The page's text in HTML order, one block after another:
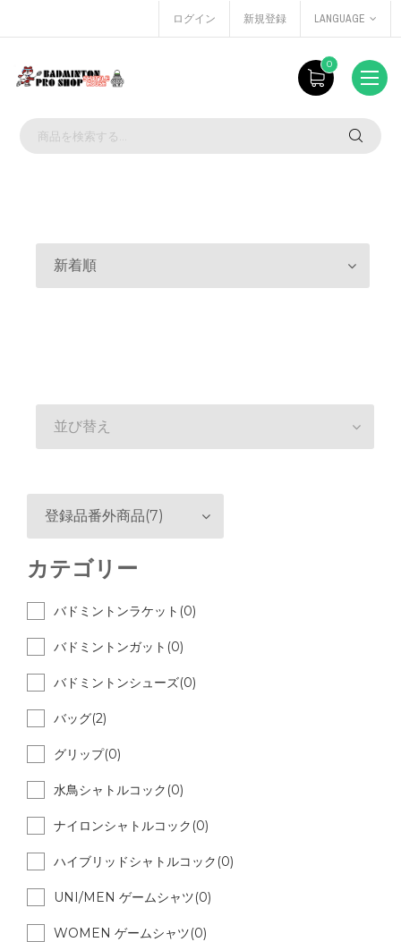
ログイン 新規登録 LANGUAGE
0
新着順
並び替え
登録品番外商品(7)
カテゴリー
バドミントンラケット(0)
バドミントンガット(0)
バドミントンシューズ(0)
バッグ(2)
グリップ(0)
水鳥シャトルコック(0)
ナイロンシャトルコック(0)
ハイブリッドシャトルコック(0)
UNI/MEN ゲームシャツ(0)
WOMEN ゲームシャツ(0)